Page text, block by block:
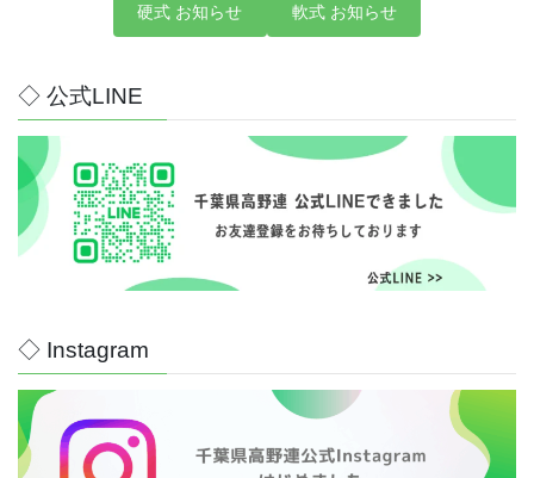
硬式 お知らせ 軟式 お知らせ
◇ 公式LINE
◇ Instagram